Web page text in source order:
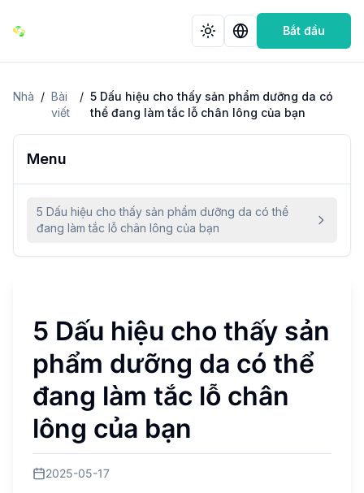
Bắt đầu
Nhà / Bài
viết
/ 5 Dấu hiệu cho thấy sản phẩm dưỡng da có
thể đang làm tắc lỗ chân lông của bạn
Menu
5 Dấu hiệu cho thấy sản phẩm dưỡng da có thể
đang làm tắc lỗ chân lông của bạn
5 Dấu hiệu cho thấy sản
phẩm dưỡng da có thể
đang làm tắc lỗ chân
lông của bạn
2025-05-17